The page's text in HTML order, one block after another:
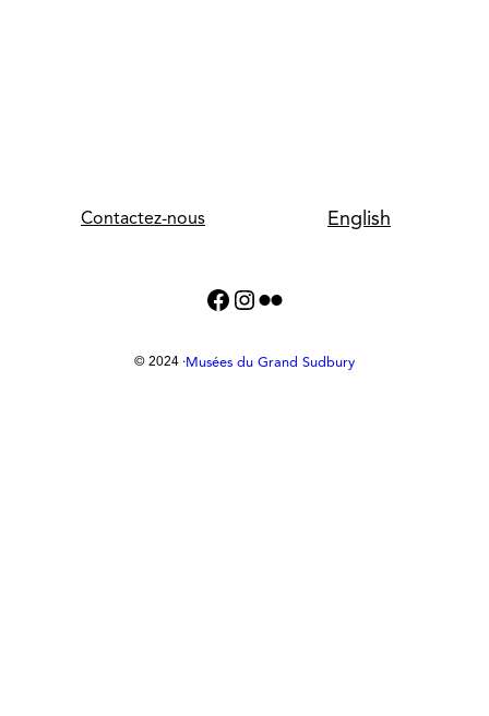
Contactez-nous English
Facebook
Instagram
Flickr
© 2024 ·Musées du Grand Sudbury